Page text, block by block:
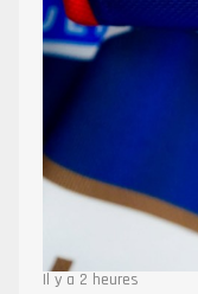
Il y a 2 heures